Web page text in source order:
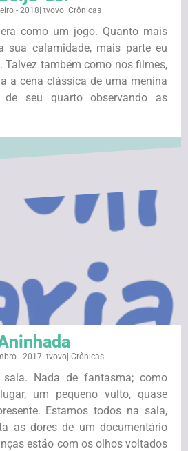
- 2018 tvovo Crônicas
como um jogo. Quanto mais
sua calamidade, mais parte eu
Talvez também como nos filmes,
a cena clássica de uma menina
seu quarto observando as
- 2017 tvovo Crônicas
Nada de fantasma; como
um pequeno vulto, quase
Estamos todos na sala,
as dores de um documentário
estão com os olhos voltados